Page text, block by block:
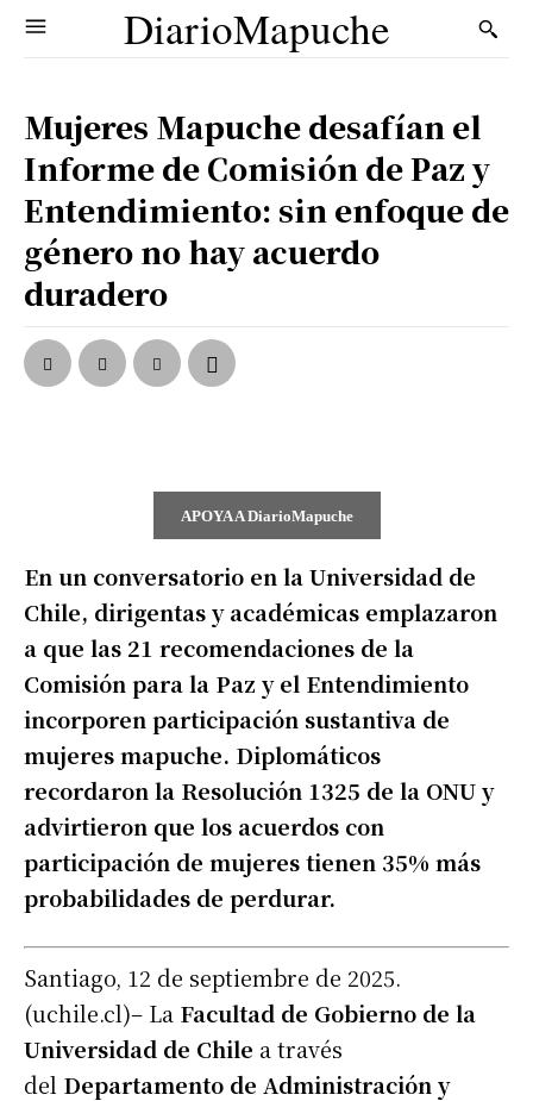
DiarioMapuche
Mujeres Mapuche desafían el
Informe de Comisión de Paz y
Entendimiento: sin enfoque de
género no hay acuerdo
duradero
APOYA A DiarioMapuche
En un conversatorio en la Universidad de
Chile, dirigentas y académicas emplazaron
a que las 21 recomendaciones de la
Comisión para la Paz y el Entendimiento
incorporen participación sustantiva de
mujeres mapuche. Diplomáticos
recordaron la Resolución 1325 de la ONU y
advirtieron que los acuerdos con
participación de mujeres tienen 35% más
probabilidades de perdurar.
Santiago, 12 de septiembre de 2025.
(uchile.cl)– La Facultad de Gobierno de la
Universidad de Chile a través
del Departamento de Administración y